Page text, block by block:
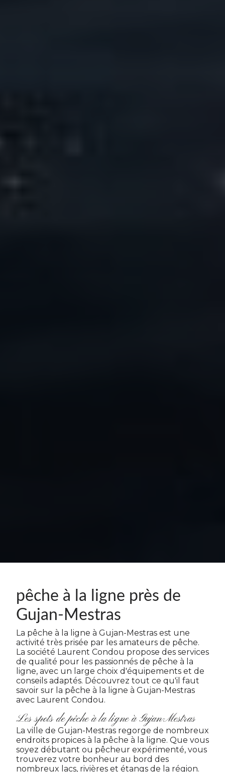
pêche à la ligne près de
Gujan-Mestras
La pêche à la ligne à Gujan-Mestras est une
activité très prisée par les amateurs de pêche.
La société Laurent Condou propose des services
de qualité pour les passionnés de pêche à la
ligne, avec un large choix d'équipements et de
conseils adaptés. Découvrez tout ce qu'il faut
savoir sur la pêche à la ligne à Gujan-Mestras
avec Laurent Condou.
Les spots de pêche à la ligne à Gujan-Mestras
La ville de Gujan-Mestras regorge de nombreux
endroits propices à la pêche à la ligne. Que vous
soyez débutant ou pêcheur expérimenté, vous
trouverez votre bonheur au bord des
nombreux lacs, rivières et étangs de la région.